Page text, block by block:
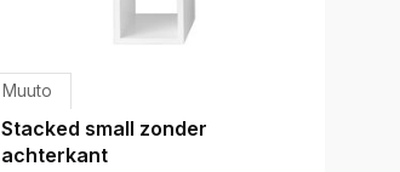
Muuto
Stacked small zonder
achterkant